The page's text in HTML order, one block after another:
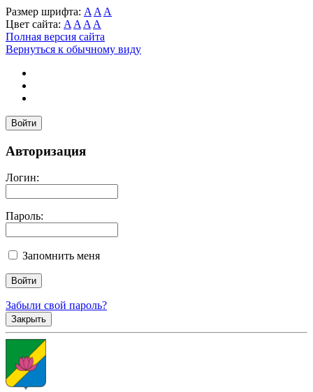
Размер шрифта: A A A
Цвет сайта: A A A A
Полная версия сайта
Вернуться к обычному виду
Войти
Авторизация
Логин:
Пароль:
Запомнить меня
Забыли свой пароль?
Закрыть